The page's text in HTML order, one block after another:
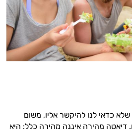
כדאי לנו להיקשר אליו, משום
דיאטה מהירה איננה מהירה כלל: היא